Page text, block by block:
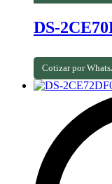
DS-
Cotizar por